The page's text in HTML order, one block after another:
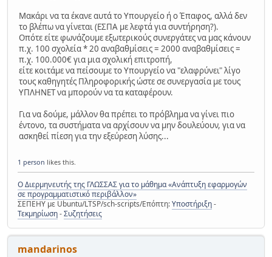
Μακάρι να τα έκανε αυτά το Υπουργείο ή ο Έπαφος, αλλά δεν
το βλέπω να γίνεται (ΕΣΠΑ με λεφτά για συντήρηση?).
Οπότε είτε φωνάζουμε εξωτερικούς συνεργάτες να μας κάνουν
π.χ. 100 σχολεία * 20 αναβαθμίσεις = 2000 αναβαθμίσεις =
π.χ. 100.000€ για μια σχολική επιτροπή,
είτε κοιτάμε να πείσουμε το Υπουργείο να "ελαφρύνει" λίγο
τους καθηγητές Πληροφορικής ώστε σε συνεργασία με τους
ΥΠΛΗΝΕΤ να μπορούν να τα καταφέρουν.
Για να δούμε, μάλλον θα πρέπει το πρόβλημα να γίνει πιο
έντονο, τα συστήματα να αρχίσουν να μην δουλεύουν, για να
ασκηθεί πίεση για την εξεύρεση λύσης...
1 person likes this.
Ο Διερμηνευτής της ΓΛΩΣΣΑΣ για το μάθημα «Ανάπτυξη εφαρμογών
σε προγραμματιστικό περιβάλλον»
ΣΕΠΕΗΥ με Ubuntu/LTSP/sch-scripts/Επόπτη:Υποστήριξη-
Τεκμηρίωση-Συζητήσεις
mandarinos